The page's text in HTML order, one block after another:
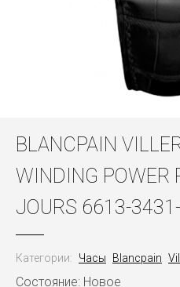
BLANCPAIN
WINDING POWER
JOURS 6613-
Категории: Часы Blancpain
Состояние: Новое